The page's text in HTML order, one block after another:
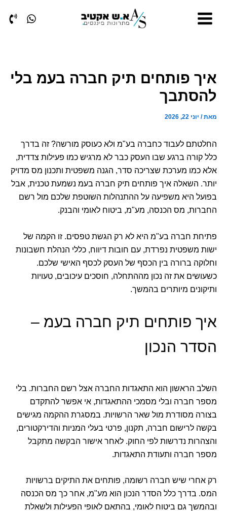
לתוכן
איך פותחים תיק חברה בעמ בלי
להסתבך
מאת/ יוני 22, 2026
החלטתם לעבוד כחברה בע"מ ולא כעוסק מורשה? זה בדרך
כלל קורה ברגע שבו העסק כבר לא מרגיש כמו פעילות צדדית,
אלא כמו מערכת שצריכה סדר, הגנה משפטית ותכנון מס מדויק
יותר. השאלה איך פותחים תיק חברה בעמ נשמעת טכנית, אבל
בפועל היא משפיעה על ההתנהלות השוטפת שלכם מול רשם
החברות, מס הכנסה, מע"מ, ביטוח לאומי והבנק.
פתיחת חברה בע"מ היא לא רק הגשת טפסים. זו הקמה של
ישות משפטית נפרדת, עם חובות דיווח, כללי הנהלת חשבונות
וחלוקה ברורה בין הכסף של העסק לכסף האישי שלכם.
כשעושים את זה נכון מההתחלה, חוסכים עיכובים, טעויות
ותיקונים מיותרים בהמשך.
איך פותחים תיק חברה בעמ –
הסדר הנכון
השלב הראשון הוא התאגדות החברה אצל רשם החברות. בלי
מספר חברה ובלי מסמכי ההתאגדות, אי אפשר להתקדם
בצורה מסודרת מול שאר הרשויות. במסגרת ההקמה מגישים
בקשה לרישום חברה, תקנון, פרטי בעלי המניות והדירקטורים,
והצהרות נדרשות לפי החוק. לאחר אישור הבקשה מתקבל
מספר חברה ותעודת התאגדות.
רק אחרי שיש חברה רשומה, פותחים את התיקים ברשויות
המס. בדרך כלל הסדר הנכון הוא מע"מ, אחר כך מס הכנסה
ובהמשך גם ביטוח לאומי, בהתאם לאופי הפעילות ולשאלת